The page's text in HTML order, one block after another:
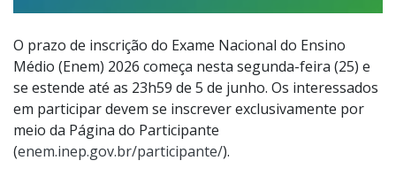
O prazo de inscrição do Exame Nacional do Ensino
Médio (Enem) 2026 começa nesta segunda-feira (25) e
se estende até as 23h59 de 5 de junho. Os interessados
em participar devem se inscrever exclusivamente por
meio da Página do Participante
(enem.inep.gov.br/participante/).